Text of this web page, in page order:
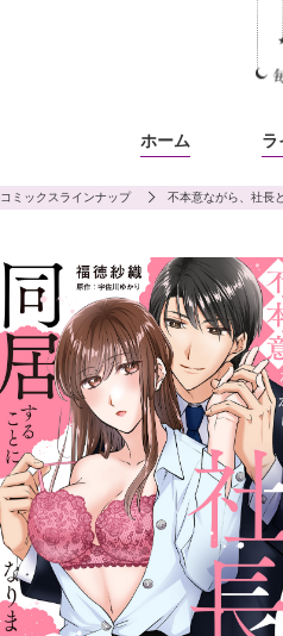
ホーム ラ
コミックスラインナップ 不本意ながら、社長